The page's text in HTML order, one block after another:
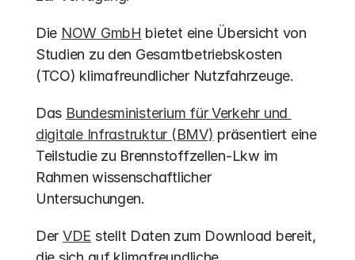
Die NOW GmbH bietet eine Übersicht von
Studien zu den Gesamtbetriebskosten
(TCO) klimafreundlicher Nutzfahrzeuge.
Das Bundesministerium für Verkehr und
digitale Infrastruktur (BMV) präsentiert eine
Teilstudie zu Brennstoffzellen-Lkw im
Rahmen wissenschaftlicher
Untersuchungen.
Der VDE stellt Daten zum Download bereit,